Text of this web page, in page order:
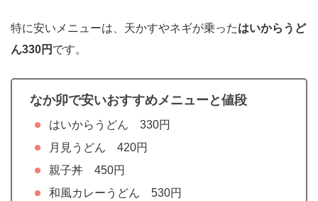
特に安いメニューは、天かすやネギが乗ったはいからうど
ん330円 です。
なか卯で安いおすすめメニューと値段
はいからうどん 330円
月見うどん 420円
親子丼 450円
和風カレーうどん 530円